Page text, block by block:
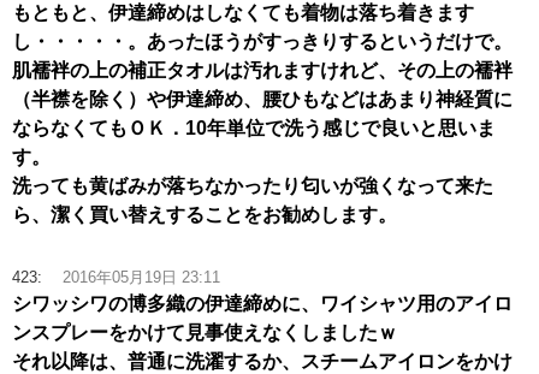
もともと、伊達締めはしなくても着物は落ち着きます
し・・・・・。あったほうがすっきりするというだけで。
肌襦袢の上の補正タオルは汚れますけれど、その上の襦袢
（半襟を除く）や伊達締め、腰ひもなどはあまり神経質に
ならなくてもＯＫ．10年単位で洗う感じで良いと思いま
す。
洗っても黄ばみが落ちなかったり匂いが強くなって来た
ら、潔く買い替えすることをお勧めします。
423: 2016年05月19日 23:11
シワッシワの博多織の伊達締めに、ワイシャツ用のアイロ
ンスプレーをかけて見事使えなくしましたｗ
それ以降は、普通に洗濯するか、スチームアイロンをかけ